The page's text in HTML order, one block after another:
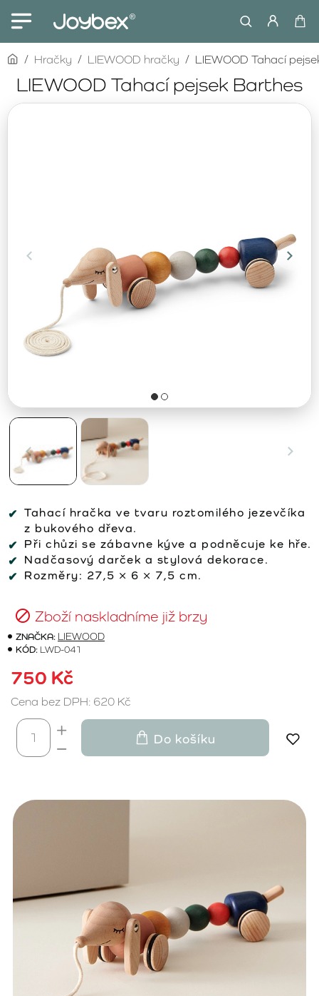
LIEWOOD Tahací pejsek Barthes
homeHračky LIEWOOD hračky LIEWOOD Tahací
Tahací hračka ve tvaru roztomilého jezevčíka
z bukového dřeva.
Při chůzi se zábavne kýve a podněcuje ke hře.
Nadčasový darček a stylová dekorace.
Rozměry: 27,5 × 6 × 7,5 cm.
Zboží naskladníme již brzy
ZNAČKA: LIEWOOD
KÓD: LWD-041
750 Kč
Cena bez DPH: 620 Kč
Do košíku